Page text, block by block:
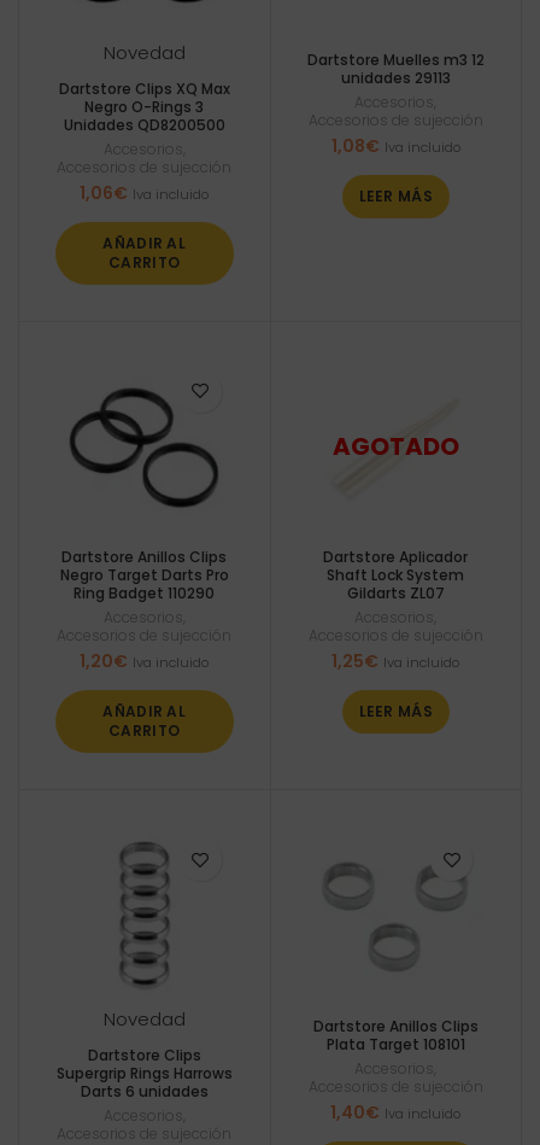
Novedad
Dartstore Clips XQ Max
Negro O-Rings 3
Unidades QD8200500
Accesorios
Accesorios de sujección
1,06€ Iva incluido
AÑADIR AL
CARRITO
Dartstore Muelles m3 12
unidades 29113
Accesorios
Accesorios de sujección
1,08€ Iva incluido
LEER MÁS
Dartstore Anillos Clips
Negro Target Darts Pro
Ring Badget 110290
Accesorios
Accesorios de sujección
1,20€ Iva incluido
AÑADIR AL
CARRITO
Dartstore Aplicador
Shaft Lock System
Gildarts ZL07
Accesorios
Accesorios de sujección
1,25€ Iva incluido
LEER MÁS
Novedad
Dartstore Clips
Supergrip Rings Harrows
Darts 6 unidades
Accesorios
Accesorios de sujección
Dartstore Anillos Clips
Plata Target 108101
Accesorios
Accesorios de sujección
1,40€ Iva incluido